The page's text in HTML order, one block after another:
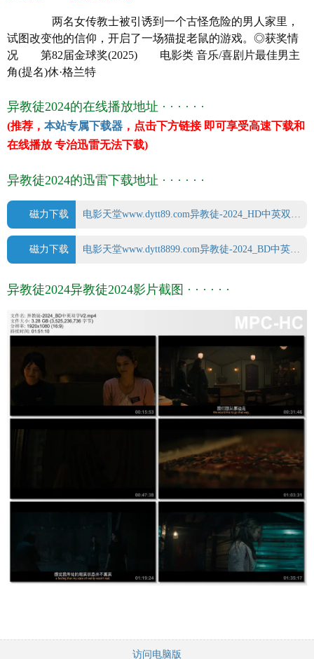
年 代 2024
产 地
美国/加拿大
类 别 恐怖/惊悚
语 言 英语
上映日期 2024-09-08(多伦多电影节)/2024-
11-08(美国)
豆瓣评分 7.0/10 from 898 users
文件格式 x264 + ACC
文件大小 2665 MB
两名女传教士被引诱到一个古怪危险的男人家里，
试图改变他的信仰，开启了一场猫捉老鼠的游戏。◎获奖情
况 第82届金球奖(2025) 电影类 音乐/喜剧片最佳男主
角(提名)休·格兰特
异教徒2024的在线播放地址 · · · · · ·
(推荐， 本站专属下载器 ，点击下方链接 即可享受高速下载和
在线播放 专治迅雷无法下载)
异教徒2024的迅雷下载地址 · · · · · ·
磁力下载 电影天堂www.dytt89.com异教徒-2024_HD中英双字.mp4.torrent
磁力下载 电影天堂www.dytt8899.com异教徒-2024_BD中英双字V2.mp4.torrent
异教徒2024异教徒2024影片截图 · · · · · ·
访问电脑版